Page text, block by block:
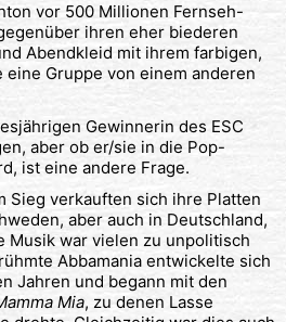
vor 500 Millionen Fernseh-
ihren eher biederen
Abendkleid mit ihrem farbigen,
Gruppe von einem anderen
Gewinnerin des ESC
aber ob er/sie in die Pop-
ist eine andere Frage.
Sieg verkauften sich ihre Platten
aber auch in Deutschland,
Musik war vielen zu unpolitisch
Abbamania entwickelte sich
Jahren und begann mit den
Mia, zu denen Lasse